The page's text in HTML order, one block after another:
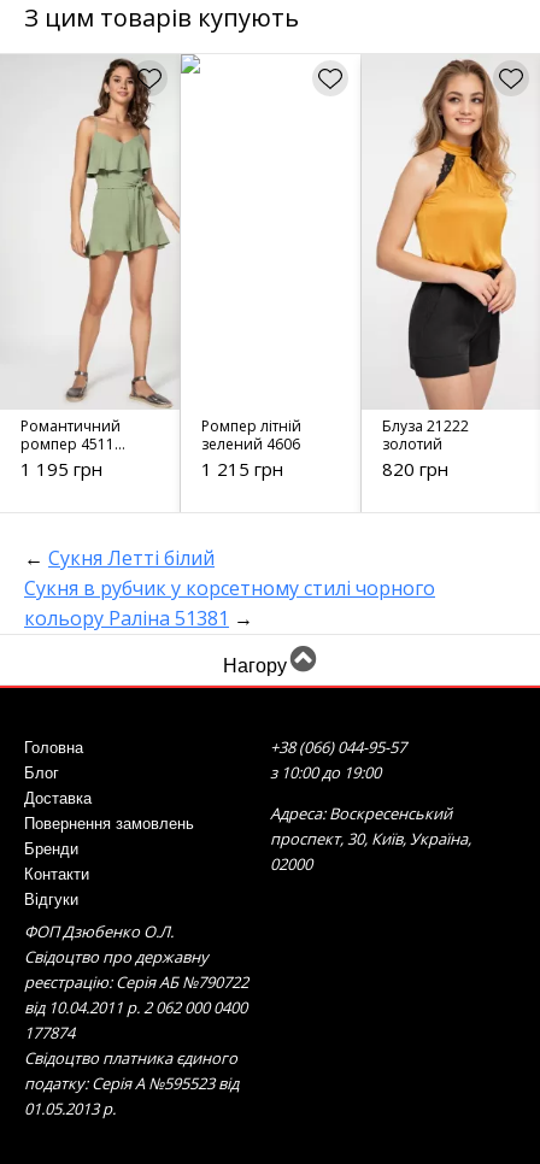
З цим товарів купують
Романтичний
ромпер 4511
Оливковий
1 195 грн
Ромпер літній
зелений 4606
1 215 грн
Блуза 21222
золотий
820 грн
← Сукня Летті білий
Сукня в рубчик у корсетному стилі чорного
кольору Раліна 51381 →
Нагору
Головна
Блог
Доставка
Повернення замовлень
Бренди
Контакти
Відгуки
+38 (066) 044-95-57
з 10:00 до 19:00
Адреса: Воскресенський
проспект, 30, Київ, Україна,
02000
ФОП Дзюбенко О.Л.
Свідоцтво про державну
реєстрацію: Серія АБ №790722
від 10.04.2011 р. 2 062 000 0400
177874
Свідоцтво платника єдиного
податку: Серія А №595523 від
01.05.2013 р.